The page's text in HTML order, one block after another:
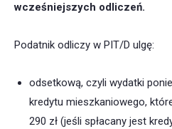
wcześniejszych odliczeń.
Podatnik odliczy w PIT/D ulgę:
odsetkową, czyli wydatki
kredytu mieszkaniowego,
290 zł (jeśli spłacany jest